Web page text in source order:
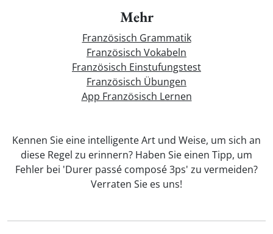
Mehr
Französisch Grammatik
Französisch Vokabeln
Französisch Einstufungstest
Französisch Übungen
App Französisch Lernen
Kennen Sie eine intelligente Art und Weise, um sich an
diese Regel zu erinnern? Haben Sie einen Tipp, um
Fehler bei 'Durer passé composé 3ps' zu vermeiden?
Verraten Sie es uns!